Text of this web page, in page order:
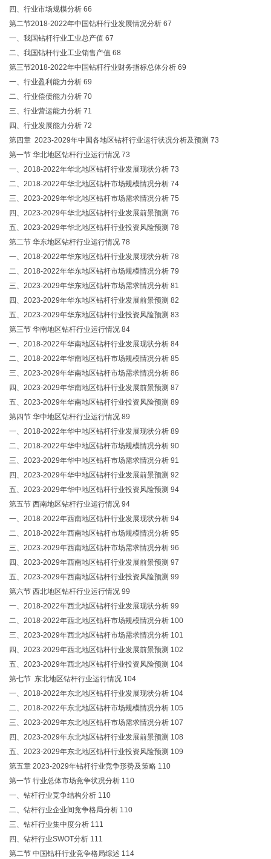
四、行业市场规模分析 66
第二节2018-2022年中国钻杆行业发展情况分析 67
一、我国钻杆行业工业总产值 67
二、我国钻杆行业工业销售产值 68
第三节2018-2022年中国钻杆行业财务指标总体分析 69
一、行业盈利能力分析 69
二、行业偿债能力分析 70
三、行业营运能力分析 71
四、行业发展能力分析 72
第四章 2023-2029年中国各地区钻杆行业运行状况分析及预测 73
第一节 华北地区钻杆行业运行情况 73
一、2018-2022年华北地区钻杆行业发展现状分析 73
二、2018-2022年华北地区钻杆市场规模情况分析 74
三、2023-2029年华北地区钻杆市场需求情况分析 75
四、2023-2029年华北地区钻杆行业发展前景预测 76
五、2023-2029年华北地区钻杆行业投资风险预测 78
第二节 华东地区钻杆行业运行情况 78
一、2018-2022年华东地区钻杆行业发展现状分析 78
二、2018-2022年华东地区钻杆市场规模情况分析 79
三、2023-2029年华东地区钻杆市场需求情况分析 81
四、2023-2029年华东地区钻杆行业发展前景预测 82
五、2023-2029年华东地区钻杆行业投资风险预测 83
第三节 华南地区钻杆行业运行情况 84
一、2018-2022年华南地区钻杆行业发展现状分析 84
二、2018-2022年华南地区钻杆市场规模情况分析 85
三、2023-2029年华南地区钻杆市场需求情况分析 86
四、2023-2029年华南地区钻杆行业发展前景预测 87
五、2023-2029年华南地区钻杆行业投资风险预测 89
第四节 华中地区钻杆行业运行情况 89
一、2018-2022年华中地区钻杆行业发展现状分析 89
二、2018-2022年华中地区钻杆市场规模情况分析 90
三、2023-2029年华中地区钻杆市场需求情况分析 91
四、2023-2029年华中地区钻杆行业发展前景预测 92
五、2023-2029年华中地区钻杆行业投资风险预测 94
第五节 西南地区钻杆行业运行情况 94
一、2018-2022年西南地区钻杆行业发展现状分析 94
二、2018-2022年西南地区钻杆市场规模情况分析 95
三、2023-2029年西南地区钻杆市场需求情况分析 96
四、2023-2029年西南地区钻杆行业发展前景预测 97
五、2023-2029年西南地区钻杆行业投资风险预测 99
第六节 西北地区钻杆行业运行情况 99
一、2018-2022年西北地区钻杆行业发展现状分析 99
二、2018-2022年西北地区钻杆市场规模情况分析 100
三、2023-2029年西北地区钻杆市场需求情况分析 101
四、2023-2029年西北地区钻杆行业发展前景预测 102
五、2023-2029年西北地区钻杆行业投资风险预测 104
第七节 东北地区钻杆行业运行情况 104
一、2018-2022年东北地区钻杆行业发展现状分析 104
二、2018-2022年东北地区钻杆市场规模情况分析 105
三、2023-2029年东北地区钻杆市场需求情况分析 107
四、2023-2029年东北地区钻杆行业发展前景预测 108
五、2023-2029年东北地区钻杆行业投资风险预测 109
第五章 2023-2029年钻杆行业竞争形势及策略 110
第一节 行业总体市场竞争状况分析 110
一、钻杆行业竞争结构分析 110
二、钻杆行业企业间竞争格局分析 110
三、钻杆行业集中度分析 111
四、钻杆行业SWOT分析 111
第二节 中国钻杆行业竞争格局综述 114